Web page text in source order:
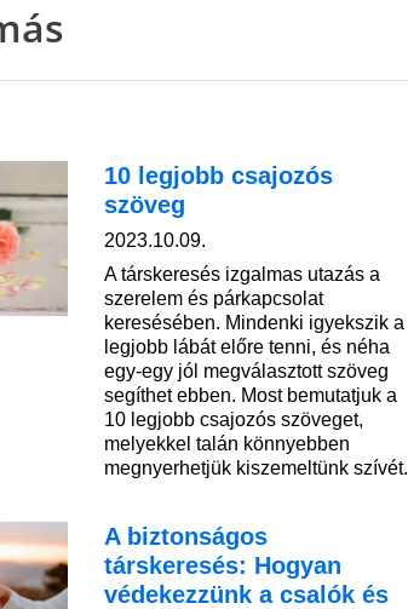
10 legjobb csajozós
szöveg
2023.10.09.
A társkeresés izgalmas utazás a
szerelem és párkapcsolat
keresésében. Mindenki igyekszik a
legjobb lábát előre tenni, és néha
egy-egy jól megválasztott szöveg
segíthet ebben. Most bemutatjuk a
10 legjobb csajozós szöveget,
melyekkel talán könnyebben
megnyerhetjük kiszemeltünk szívét.
A biztonságos
társkeresés: Hogyan
védekezzünk a csalók és